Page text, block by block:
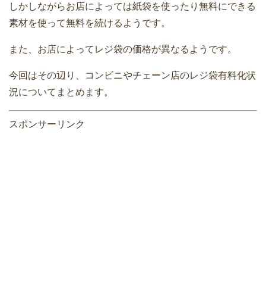
しかしながらお店によっては紙袋を使ったり無料にできる
素材を使って無料を続けるようです。
また、お店によってレジ袋の価格が異なるようです。
今回はその辺り、コンビニやチェーン店のレジ袋有料化状
況についてまとめます。
スポンサーリンク